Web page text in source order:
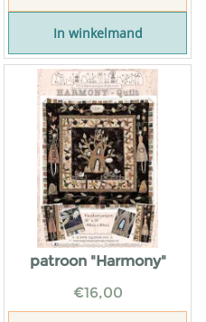
In winkelmand
patroon "Harmony"
€16,00